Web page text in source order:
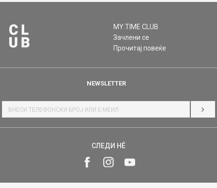
MY:TIME CLUB
Зачлени се
Прочитај повеќе
NEWSLETTER
СЛЕДИ НÉ